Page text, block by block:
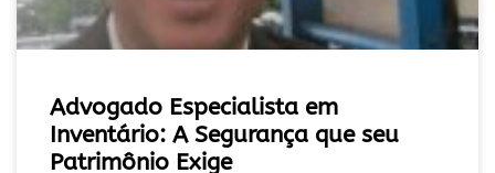
Advogado Especialista em
Inventário: A Segurança que seu
Patrimônio Exige